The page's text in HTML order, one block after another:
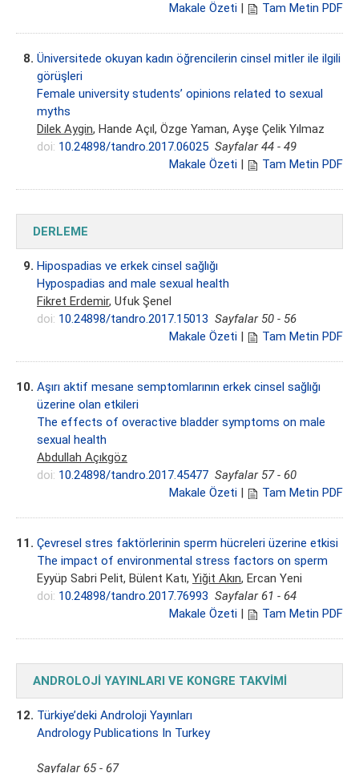
Makale Özeti
Tam Metin PDF
8. Üniversitede okuyan kadın öğrencilerin cinsel mitler ile ilgili
görüşleri
Female university students’ opinions related to sexual
myths
Dilek Aygin, Hande Açıl, Özge Yaman, Ayşe Çelik Yılmaz
doi: 10.24898/tandro.2017.06025 Sayfalar 44 - 49
Makale Özeti
Tam Metin PDF
DERLEME
9. Hipospadias ve erkek cinsel sağlığı
Hypospadias and male sexual health
Fikret Erdemir, Ufuk Şenel
doi: 10.24898/tandro.2017.15013 Sayfalar 50 - 56
Makale Özeti
Tam Metin PDF
10. Aşırı aktif mesane semptomlarının erkek cinsel sağlığı
üzerine olan etkileri
The effects of overactive bladder symptoms on male
sexual health
Abdullah Açıkgöz
doi: 10.24898/tandro.2017.45477 Sayfalar 57 - 60
Makale Özeti
Tam Metin PDF
11. Çevresel stres faktörlerinin sperm hücreleri üzerine etkisi
The impact of environmental stress factors on sperm
Eyyüp Sabri Pelit, Bülent Katı, Yiğit Akın, Ercan Yeni
doi: 10.24898/tandro.2017.76993 Sayfalar 61 - 64
Makale Özeti
Tam Metin PDF
ANDROLOJİ YAYINLARI VE KONGRE TAKVİMİ
12. Türkiye’deki Androloji Yayınları
Andrology Publications In Turkey
Sayfalar 65 - 67